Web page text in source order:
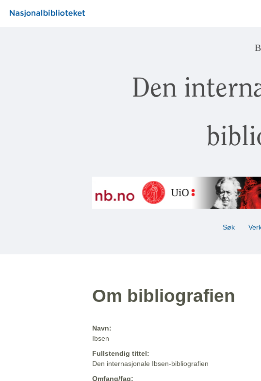
Den
Søk
Om bibliografien
Navn:
Ibsen
Fullstendig tittel:
Den internasjonale Ibsen-bibliografien
Omfang/fag: